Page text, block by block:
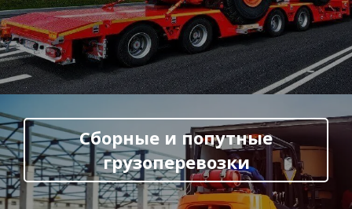
Сборные и попутные
грузоперевозки